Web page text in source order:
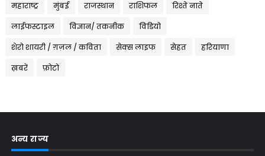
महाराष्ट्र मुंबई राजस्थान राशिफल रिश्ते नाते
लाईफस्टाइल विज्ञान/ तकनीक विडियो
शेरो शायरी / ग़ज़ल / कविता सेक्स लाइफ सेहत हरियाणा
ख़बरें फ़ोटो
अन्य राज्य